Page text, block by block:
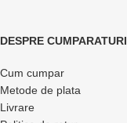
DESPRE CUMPARATURI
Cum cumpar
Metode de plata
Livrare